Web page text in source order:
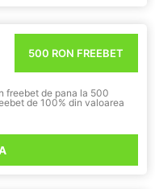
500 RON FREEBET
freebet de pana la 500
de 100% din valoarea